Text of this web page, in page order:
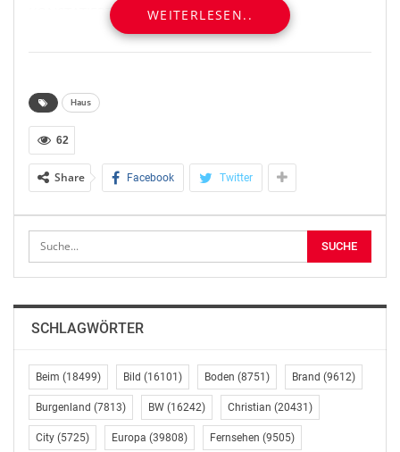
KONSTATIERT. DASS CHRISTLICHE INHALTE
GESELLSCHAFTLICH RELEVANT SIND, BESTÄTIGTE AUCH
DIE VERLEIHUNG DES PUBLIC VALUE STATUS AN BIBEL
UNTERSTÜTZERINNEN UND UNTERSTÜTZERN
In Zeiten, in der die gesellschaftliche Verunsicherung
Krisen zunimmt, suchen Menschen nach einer
vertrauten Orientierung. Bibel TV bietet hier mit seiner
christlichen Kirche angehören oder sogar aus ihr
ausgetreten sind. Eine treue Gemeinschaft von über
Unterstützerinnen und Unterstützern ermöglicht es
Bibel TV, diese christliche Aufgabe zu erfüllen und diese
weiter in die Zukunft zu entwickeln: Bibel TV versteht
sich als eines der größten christlichen Missionswerke
WEITERLESEN..
Haus
62
Share Facebook Twitter
SCHLAGWÖRTER
Beim (18499) Bild (16101) Boden (8751) Brand (9612)
Burgenland (7813) BW (16242) Christian (20431)
City (5725) Europa (39808) Fernsehen (9505)